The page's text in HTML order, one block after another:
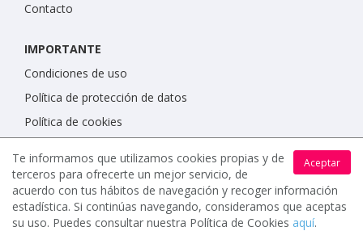
Contacto
IMPORTANTE
Condiciones de uso
Política de protección de datos
Política de cookies
Aceptar
Te informamos que utilizamos cookies propias y de
terceros para ofrecerte un mejor servicio, de
acuerdo con tus hábitos de navegación y recoger información
estadística. Si continúas navegando, consideramos que aceptas
su uso. Puedes consultar nuestra Política de Cookies aquí.